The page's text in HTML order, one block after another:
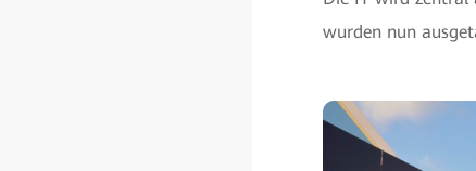
wurden nun